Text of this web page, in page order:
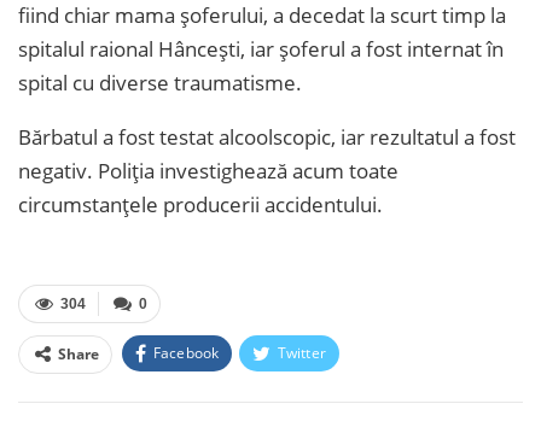
fiind chiar mama șoferului, a decedat la scurt timp la
spitalul raional Hâncești, iar șoferul a fost internat în
spital cu diverse traumatisme.
Bărbatul a fost testat alcoolscopic, iar rezultatul a fost
negativ. Poliția investighează acum toate
circumstanțele producerii accidentului.
0
304
Share Facebook Twitter